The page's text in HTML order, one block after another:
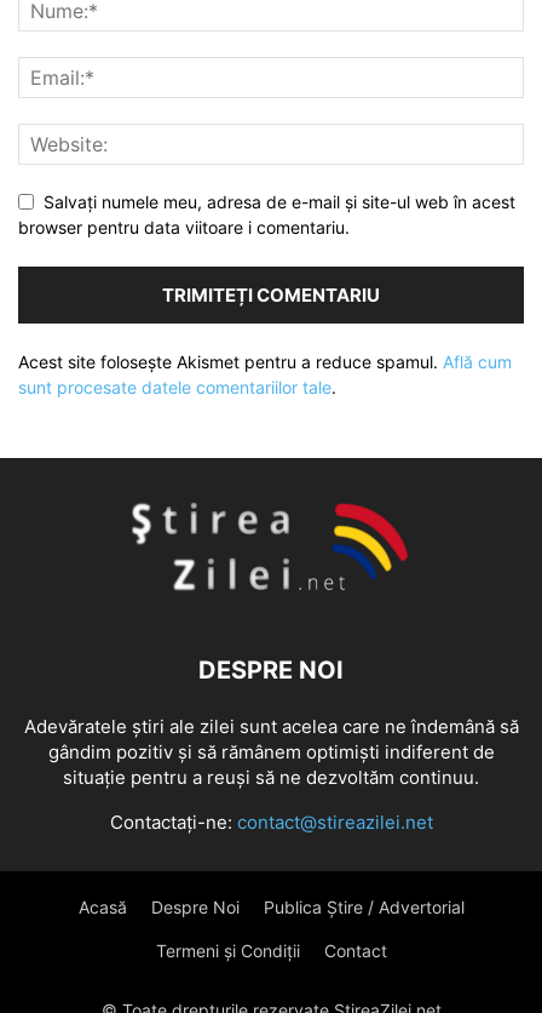
Salvați numele meu, adresa de e-mail și site-ul web în acest
browser pentru data viitoare i comentariu.
Acest site folosește Akismet pentru a reduce spamul. Află cum
sunt procesate datele comentariilor tale.
DESPRE NOI
Adevăratele știri ale zilei sunt acelea care ne îndemână să
gândim pozitiv și să rămânem optimiști indiferent de
situație pentru a reuși să ne dezvoltăm continuu.
Contactați-ne: contact@stireazilei.net
Acasă Despre Noi Publica Știre / Advertorial
Termeni și Condiții Contact